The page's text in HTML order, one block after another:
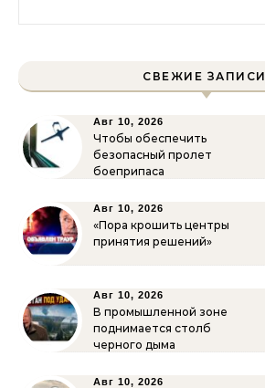
СВЕЖИЕ ЗАПИСИ
Авг 10, 2026
Чтобы обеспечить
безопасный пролет
боеприпаса
Авг 10, 2026
«Пора крошить центры
принятия решений»
Авг 10, 2026
В промышленной зоне
поднимается столб
черного дыма
Авг 10, 2026